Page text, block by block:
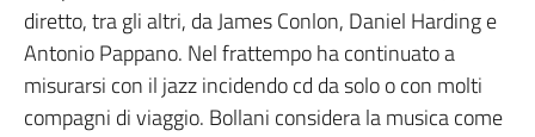
diretto, tra gli altri, da James Conlon, Daniel Harding e
Antonio Pappano. Nel frattempo ha continuato a
misurarsi con il jazz incidendo cd da solo o con molti
compagni di viaggio. Bollani considera la musica come